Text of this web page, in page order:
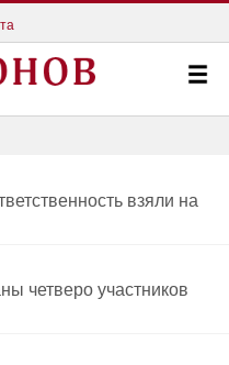
взяли на
четверо участников